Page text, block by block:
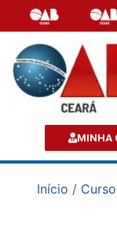
MINHA
Início /